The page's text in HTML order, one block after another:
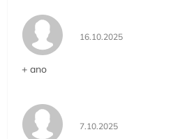
Hodnocení obchodu je 5
16.10.2025
+ ano
Hodnocení obchodu je 5
7.10.2025